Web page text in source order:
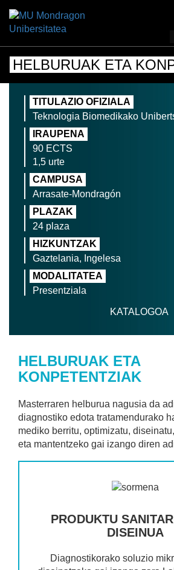
HELBURUAK ETA
TITULAZIO OFIZIALA
Teknologia Biomedikako
IRAUPENA
90 ECTS
1,5 urte
CAMPUSA
Arrasate-Mondragón
PLAZAK
24 plaza
HIZKUNTZAK
Gaztelania, Ingelesa
MODALITATEA
Presentziala
KATALOGOA
HELBURUAK ETA
KONPETENTZIAK
Masterraren helburua nagusia da
diagnostiko edota tratamendurako
mediko berritu, optimizatu,
eta mantentzeko gai izango diren
PRODUKTU
DISEINUA
Diagnostikorako soluzio